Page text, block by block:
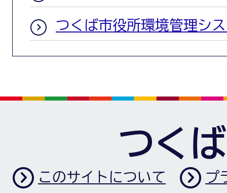
つくば市役所環境管理シ
つく
このサイトについて プ